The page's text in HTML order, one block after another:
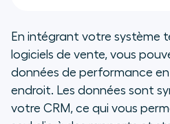
En intégrant votre système
logiciels de vente, vous
données de performance
endroit. Les données sont
votre CRM, ce qui vous